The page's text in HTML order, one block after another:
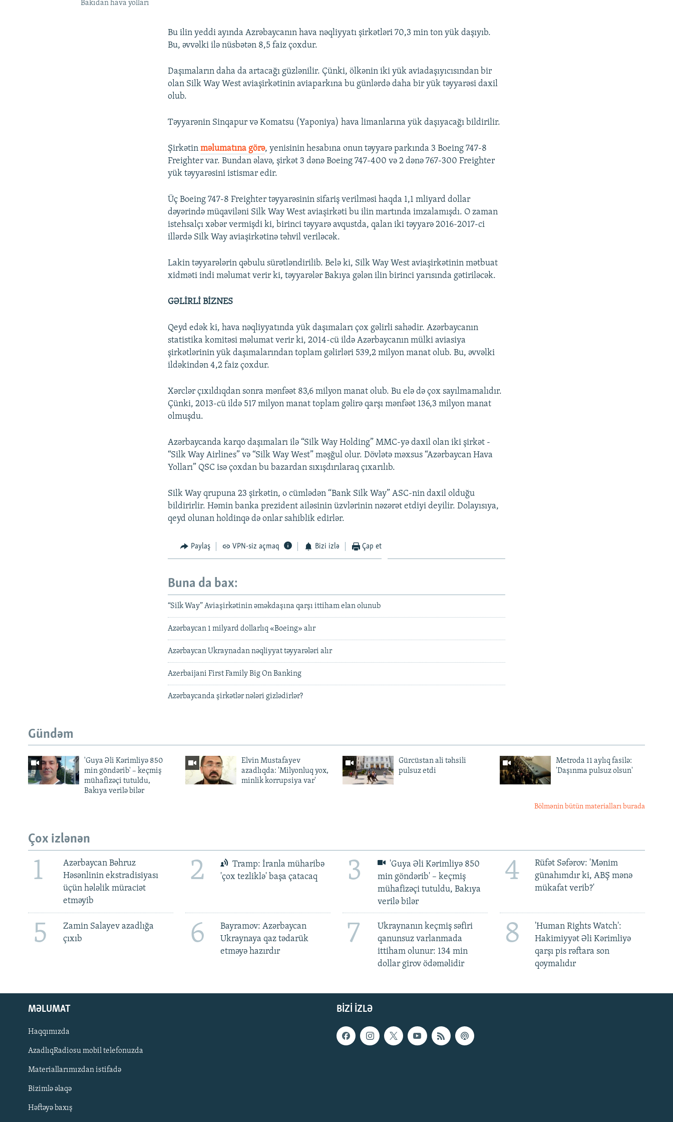
Bakıdan hava yolları
Bu ilin yeddi ayında Azrəbaycanın hava nəqliyyatı şirkətləri 70,3 min ton yük daşıyıb.
Bu, əvvəlki ilə nüsbətən 8,5 faiz çoxdur.
Daşımaların daha da artacağı güzlənilir. Çünki, ölkənin iki yük aviadaşıyıcısından bir
olan Silk Way West aviaşirkətinin aviaparkına bu günlərdə daha bir yük təyyarəsi daxil
olub.
Təyyarənin Sinqapur və Komatsu (Yaponiya) hava limanlarına yük daşıyacağı bildirilir.
Şirkətinməlumatına görə, yenisinin hesabına onun təyyarə parkında 3 Boeing 747-8
Freighter var. Bundan əlavə, şirkət 3 dənə Boeing 747-400 və 2 dənə 767-300 Freighter
yük təyyarəsini istismar edir.
Üç Boeing 747-8 Freighter təyyarəsinin sifariş verilməsi haqda 1,1 mliyard dollar
dəyərində müqaviləni Silk Way West aviaşirkəti bu ilin martında imzalamışdı. O zaman
istehsalçı xəbər vermişdi ki, birinci təyyarə avqustda, qalan iki təyyarə 2016-2017-ci
illərdə Silk Way aviaşirkətinə təhvil veriləcək.
Lakin təyyarələrin qəbulu sürətləndirilib. Belə ki, Silk Way West aviaşirkətinin mətbuat
xidməti indi məlumat verir ki, təyyarələr Bakıya gələn ilin birinci yarısında gətiriləcək.
GƏLİRLİ BİZNES
Qeyd edək ki, hava nəqliyyatında yük daşımaları çox gəlirli sahədir. Azərbaycanın
statistika komitəsi məlumat verir ki, 2014-cü ildə Azərbaycanın mülki aviasiya
şirkətlərinin yük daşımalarından toplam gəlirləri 539,2 milyon manat olub. Bu, əvvəlki
ildəkindən 4,2 faiz çoxdur.
Xərclər çıxıldıqdan sonra mənfəət 83,6 milyon manat olub. Bu elə də çox sayılmamalıdır.
Çünki, 2013-cü ildə 517 milyon manat toplam gəlirə qarşı mənfəət 136,3 milyon manat
olmuşdu.
Azərbaycanda karqo daşımaları ilə “Silk Way Holding” MMC-yə daxil olan iki şirkət -
“Silk Way Airlines” və “Silk Way West” məşğul olur. Dövlətə məxsus “Azərbaycan Hava
Yolları” QSC isə çoxdan bu bazardan sıxışdırılaraq çıxarılıb.
Silk Way qrupuna 23 şirkətin, o cümlədən “Bank Silk Way” ASC-nin daxil olduğu
bildirirlir. Həmin banka prezident ailəsinin üzvlərinin nəzərət etdiyi deyilir. Dolayısıya,
qeyd olunan holdinqə də onlar sahiblik edirlər.
Paylaş VPN-siz açmaq Bizi izlə Çap et
Buna da bax:
“Silk Way” Aviaşirkətinin əməkdaşına qarşı ittiham elan olunub
Azərbaycan 1 milyard dollarlıq «Boeing» alır
Azərbaycan Ukraynadan nəqliyyat təyyarələri alır
Azerbaijani First Family Big On Banking
Azərbaycanda şirkətlər nələri gizlədirlər?
Gündəm
'Guya Əli Kərimliyə 850
min göndərib' – keçmiş
mühafizəçi tutuldu,
Bakıya verilə bilər
Elvin Mustafayev
azadlıqda: 'Milyonluq yox,
minlik korrupsiya var'
Gürcüstan ali təhsili
pulsuz etdi
Metroda 11 aylıq fasilə:
'Daşınma pulsuz olsun'
Bölmənin bütün materialları burada
Çox izlənən
1
Azərbaycan Bəhruz
Həsənlinin ekstradisiyası
üçün hələlik müraciət
etməyib
2
Tramp: İranla müharibə
'çox tezliklə' başa çatacaq
3
'Guya Əli Kərimliyə 850
min göndərib' – keçmiş
mühafizəçi tutuldu, Bakıya
verilə bilər
4
Rüfət Səfərov: 'Mənim
günahımdır ki, ABŞ mənə
mükafat verib?'
5
Zamin Salayev azadlığa
çıxıb
6
Bayramov: Azərbaycan
Ukraynaya qaz tədarük
etməyə hazırdır
7
Ukraynanın keçmiş səfiri
qanunsuz varlanmada
ittiham olunur: 134 min
dollar girov ödəməlidir
8
'Human Rights Watch':
Hakimiyyət Əli Kərimliyə
qarşı pis rəftara son
qoymalıdır
BIZI IZLƏ
MƏLUMAT
Haqqımızda
AzadlıqRadiosu mobil telefonuzda
Materiallarımızdan istifadə
Bizimlə əlaqə
Həftəyə baxış